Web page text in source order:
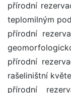
přírodní
teplomilným
přírodní
přírodní
rašeliništní
přírodní